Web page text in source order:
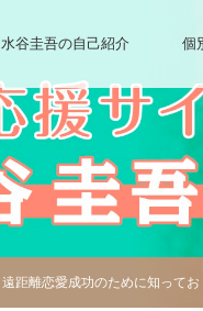
水谷圭吾の自己紹介 個
遠距離恋愛成功のために知って